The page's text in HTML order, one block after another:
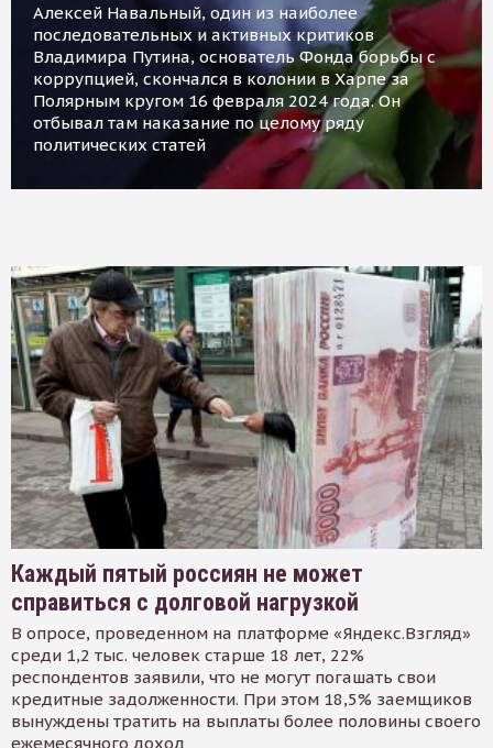
Алексей Навальный, один из наиболее
последовательных и активных критиков
Владимира Путина, основатель Фонда борьбы с
коррупцией, скончался в колонии в Харпе за
Полярным кругом 16 февраля 2024 года. Он
отбывал там наказание по целому ряду
политических статей
Каждый пятый россиян не может
справиться с долговой нагрузкой
В опросе, проведенном на платформе «Яндекс.Взгляд»
среди 1,2 тыс. человек старше 18 лет, 22%
респондентов заявили, что не могут погашать свои
кредитные задолженности. При этом 18,5% заемщиков
вынуждены тратить на выплаты более половины своего
ежемесячного доход